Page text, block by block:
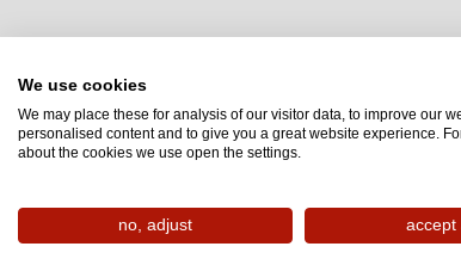
We use cookies
We may place these for analysis of our visitor data, to improve our
personalised content and to give you a great website experience.
about the cookies we use open the settings.
no, adjust accept